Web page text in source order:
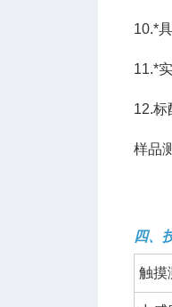
10.*
11.*
12.标
样品
四、
触摸